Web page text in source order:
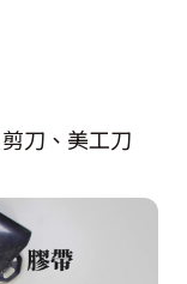
刀、美工刀